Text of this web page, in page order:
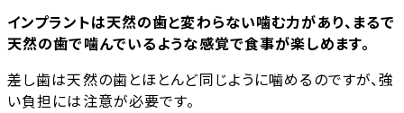
インプラントは天然の歯と変わらない噛む力があり、まるで
天然の歯で噛んでいるような感覚で食事が楽しめます。
差し歯は天然の歯とほとんど同じように噛めるのですが、強
い負担には注意が必要です。